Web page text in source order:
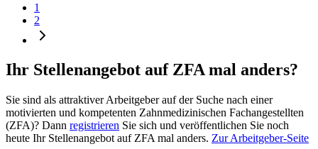
1
2
Ihr Stellenangebot auf ZFA mal anders?
Sie sind als attraktiver Arbeitgeber auf der Suche nach einer
motivierten und kompetenten Zahnmedizinischen Fachangestellten
(ZFA)? Dann registrieren Sie sich und veröffentlichen Sie noch
heute Ihr Stellenangebot auf ZFA mal anders. Zur Arbeitgeber-Seite